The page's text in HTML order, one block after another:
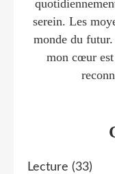
Lecture (33)
serein. Les
monde du
mon cœur